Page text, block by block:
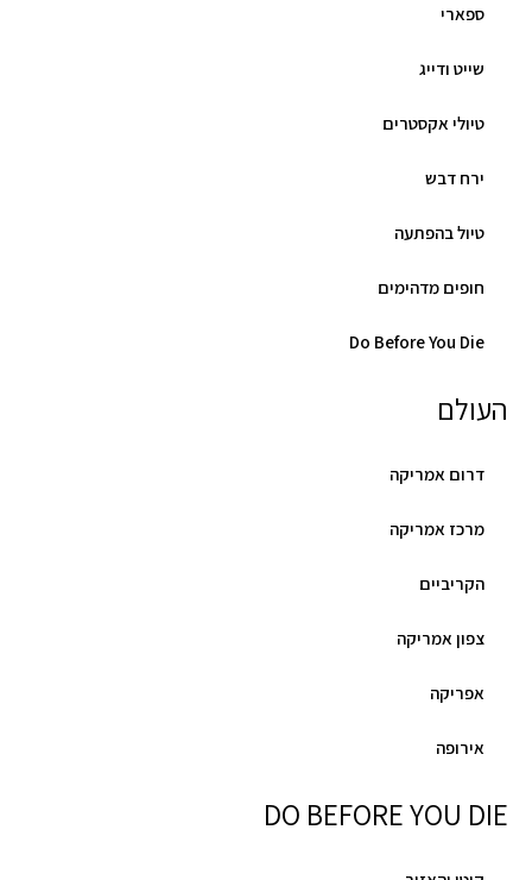
ספארי
שייט ודייג
טיולי אקסטרים
ירח דבש
טיול בהפתעה
חופים מדהימים
Do Before You Die
העולם
דרום אמריקה
מרכז אמריקה
הקריביים
צפון אמריקה
אפריקה
אירופה
DO BEFORE YOU DIE